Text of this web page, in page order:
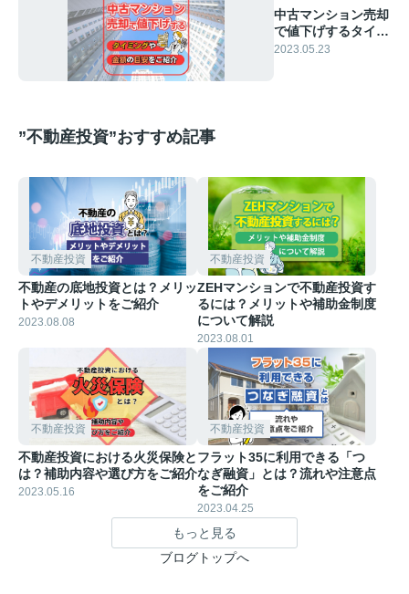
中古マンション売却
で値下げするタイミ
ングや金額の目安を
2023.05.23
”不動産投資”おすすめ記事
不動産投資
不動産の底地投資とは？メリッ
トやデメリットをご紹介
2023.08.08
不動産投資
ZEHマンションで不動産投資す
るには？メリットや補助金制度
について解説
2023.08.01
不動産投資
不動産投資における火災保険と
は？補助内容や選び方をご紹介
2023.05.16
不動産投資
フラット35に利用できる「つ
なぎ融資」とは？流れや注意点
をご紹介
2023.04.25
もっと見る
ブログトップへ